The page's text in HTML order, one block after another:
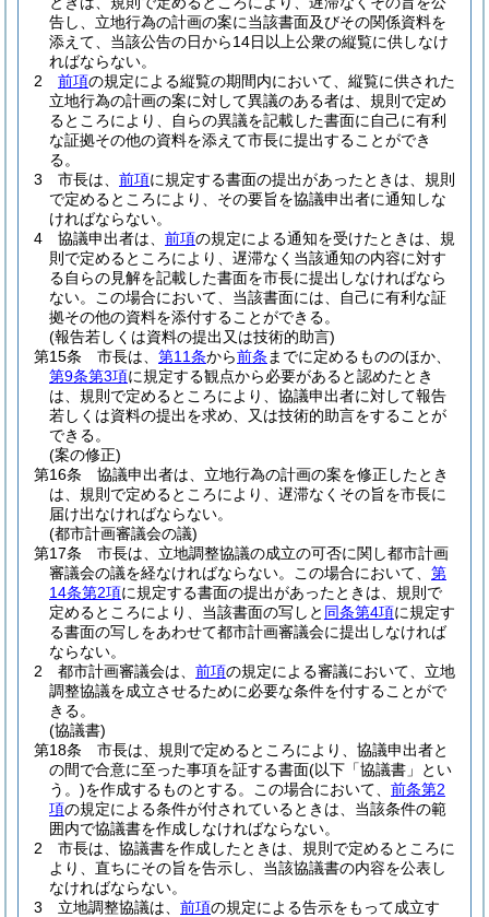
告し、立地行為の計画の案に当該書面及びその関係資料を
添えて、当該公告の日から14日以上公衆の縦覧に供しなけ
ればならない。
2
前項の規定による縦覧の期間内において、縦覧に供された
立地行為の計画の案に対して異議のある者は、規則で定め
るところにより、自らの異議を記載した書面に自己に有利
な証拠その他の資料を添えて市長に提出することができ
る。
3
市長は、 前項に規定する書面の提出があったときは、規則
で定めるところにより、その要旨を協議申出者に通知しな
ければならない。
4
協議申出者は、 前項の規定による通知を受けたときは、規
則で定めるところにより、遅滞なく当該通知の内容に対す
る自らの見解を記載した書面を市長に提出しなければなら
ない。
この場合において、当該書面には、自己に有利な証
拠その他の資料を添付することができる。
(報告若しくは資料の提出又は技術的助言)
第15条
市長は、 第11条から前条 までに定めるもののほか、
第9条第3項に規定する観点から必要があると認めたとき
は、規則で定めるところにより、協議申出者に対して報告
若しくは資料の提出を求め、又は技術的助言をすることが
できる。
(案の修正)
第16条
協議申出者は、立地行為の計画の案を修正したとき
は、規則で定めるところにより、遅滞なくその旨を市長に
届け出なければならない。
(都市計画審議会の議)
第17条
市長は、立地調整協議の成立の可否に関し都市計画
審議会の議を経なければならない。
この場合において、 第
14条第2項に規定する書面の提出があったときは、規則で
定めるところにより、当該書面の写しと 同条第4項に規定す
る書面の写しをあわせて都市計画審議会に提出しなければ
ならない。
2
都市計画審議会は、 前項の規定による審議において、立地
調整協議を成立させるために必要な条件を付することがで
きる。
(協議書)
第18条
市長は、規則で定めるところにより、協議申出者と
の間で合意に至った事項を証する書面(以下「協議書」とい
う。)を作成するものとする。 この場合において、 前条第2
項の規定による条件が付されているときは、当該条件の範
囲内で協議書を作成しなければならない。
2
市長は、協議書を作成したときは、規則で定めるところに
より、直ちにその旨を告示し、当該協議書の内容を公表し
なければならない。
3
立地調整協議は、 前項の規定による告示をもって成立す